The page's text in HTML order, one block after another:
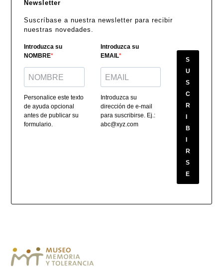
Newsletter
Suscríbase a nuestra newsletter para recibir
nuestras novedades.
Introduzca su
NOMBRE
Personalice este texto
de ayuda opcional
antes de publicar su
formulario.
Introduzca su
EMAIL
Introduzca su
dirección de e-mail
para suscribirse. Ej.:
abc@xyz.com
S
U
S
C
R
B
R
S
E